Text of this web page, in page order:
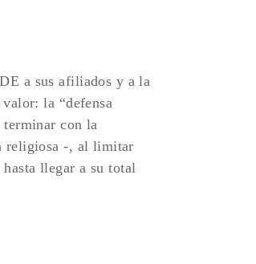
a sus afiliados y a la
la “defensa
terminar con la
religiosa -, al limitar
llegar a su total